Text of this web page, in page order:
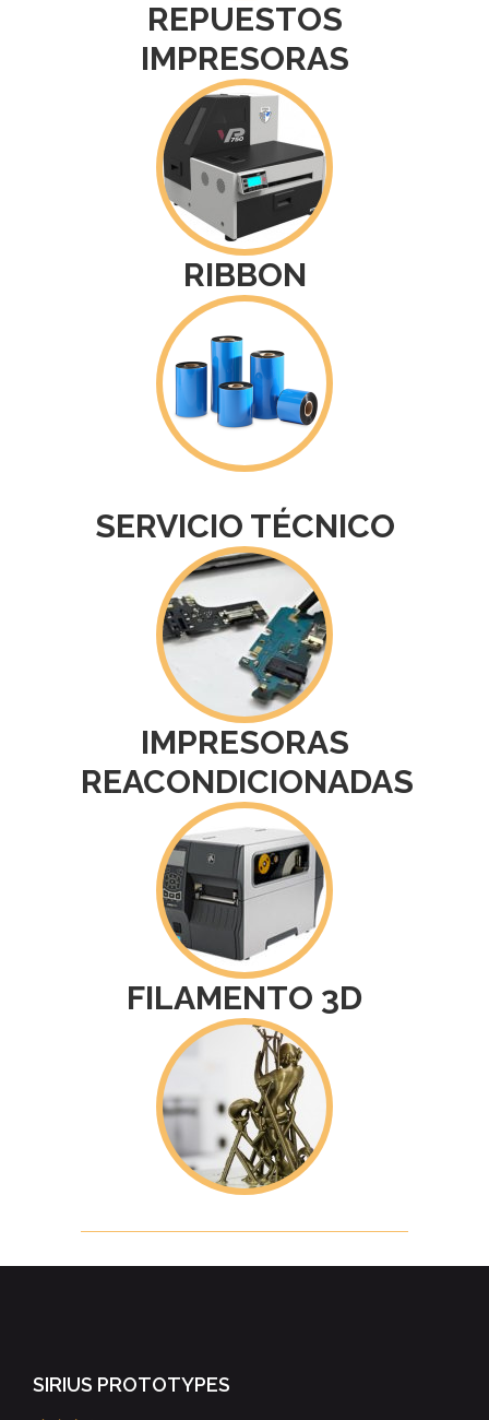
REPUESTOS
IMPRESORAS
RIBBON
SERVICIO TÉCNICO
IMPRESORAS
REACONDICIONADAS
FILAMENTO 3D
SIRIUS PROTOTYPES